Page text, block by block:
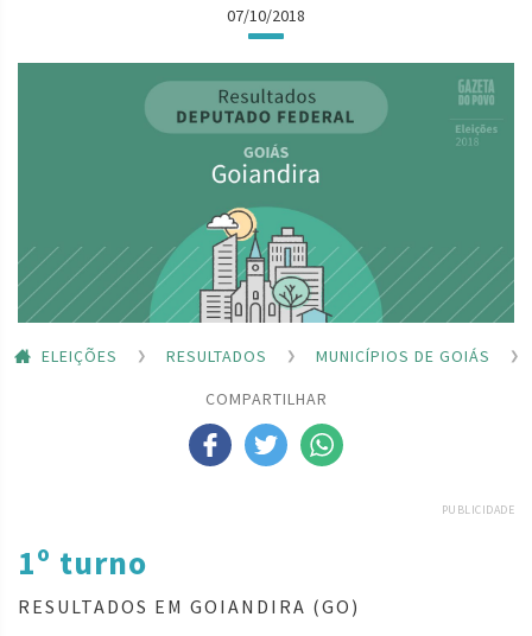
07/10/2018
ELEIÇÕES RESULTADOS
MUNICÍPIOS DE GOIÁS
COMPARTILHAR
PUBLICIDADE
1º turno
RESULTADOS EM GOIANDIRA (GO)